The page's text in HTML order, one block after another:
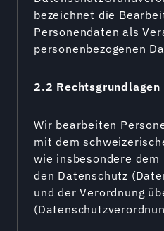
bezeichnet die
Personendaten als
personenbezogenen
2.2 Rechtsgrundlagen
Wir bearbeiten
mit dem
wie insbesondere dem
den Datenschutz
und der Verordnung